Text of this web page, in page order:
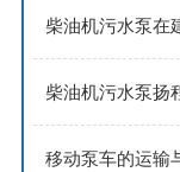
柴油机污水泵在
柴油机污水泵扬
移动泵车的运输